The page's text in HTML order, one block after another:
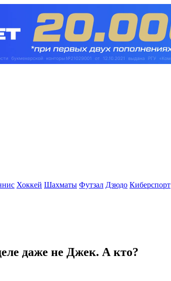
Хоккей Шахматы Футзал Дзюдо Киберспорт
даже не Джек. А кто?